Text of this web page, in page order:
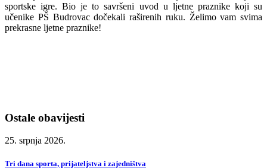
sportske igre. Bio je to savršeni uvod u ljetne praznike koji su
učenike PŠ Budrovac dočekali raširenih ruku. Želimo vam svima
prekrasne ljetne praznike!
Ostale obavijesti
25. srpnja 2026.
Tri dana sporta, prijateljstva i zajedništva